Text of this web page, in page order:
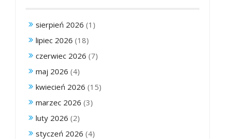
sierpień 2026 (1)
lipiec 2026 (18)
czerwiec 2026 (7)
maj 2026 (4)
kwiecień 2026 (15)
marzec 2026 (3)
luty 2026 (2)
styczeń 2026 (4)